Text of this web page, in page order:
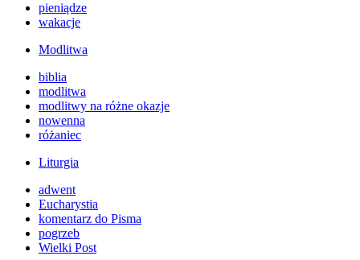
pieniądze
wakacje
Modlitwa
biblia
modlitwa
modlitwy na różne okazje
nowenna
różaniec
Liturgia
adwent
Eucharystia
komentarz do Pisma
pogrzeb
Wielki Post